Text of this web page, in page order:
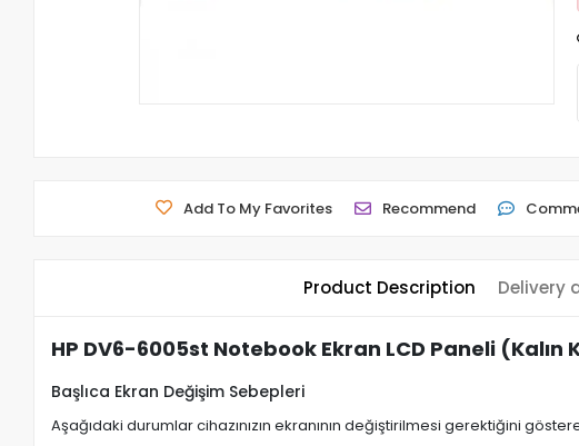
Add To My Favorites Recommend
Product Description Delivery
HP DV6-6005st Notebook Ekran LCD Paneli (Kalın
Başlıca Ekran Değişim Sebepleri
Aşağıdaki durumlar cihazınızın ekranının değiştirilmesi gerektiğini